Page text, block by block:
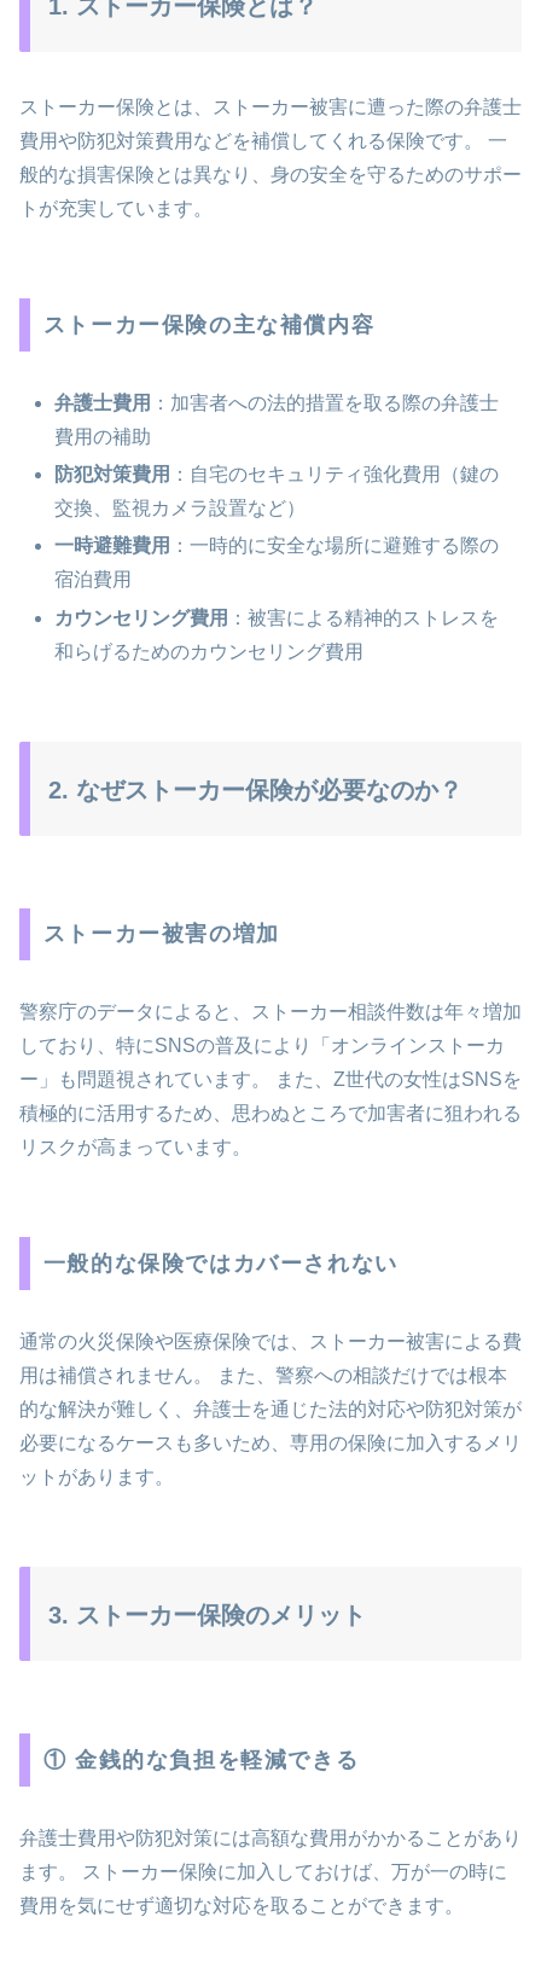
1. ストーカー保険とは？
ストーカー保険とは、ストーカー被害に遭った際の弁護士
費用や防犯対策費用などを補償してくれる保険です。 一
般的な損害保険とは異なり、身の安全を守るためのサポー
トが充実しています。
ストーカー保険の主な補償内容
弁護士費用 ：加害者への法的措置を取る際の弁護士
費用の補助
防犯対策費用 ：自宅のセキュリティ強化費用（鍵の
交換、監視カメラ設置など）
一時避難費用 ：一時的に安全な場所に避難する際の
宿泊費用
カウンセリング費用 ：被害による精神的ストレスを
和らげるためのカウンセリング費用
2. なぜストーカー保険が必要なのか？
ストーカー被害の増加
警察庁のデータによると、ストーカー相談件数は年々増加
しており、特にSNSの普及により「オンラインストーカ
ー」も問題視されています。 また、Z世代の女性はSNSを
積極的に活用するため、思わぬところで加害者に狙われる
リスクが高まっています。
一般的な保険ではカバーされない
通常の火災保険や医療保険では、ストーカー被害による費
用は補償されません。 また、警察への相談だけでは根本
的な解決が難しく、弁護士を通じた法的対応や防犯対策が
必要になるケースも多いため、専用の保険に加入するメリ
ットがあります。
3. ストーカー保険のメリット
① 金銭的な負担を軽減できる
弁護士費用や防犯対策には高額な費用がかかることがあり
ます。 ストーカー保険に加入しておけば、万が一の時に
費用を気にせず適切な対応を取ることができます。